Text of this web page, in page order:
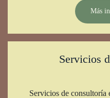
Más
Servicios
Servicios de consultoría